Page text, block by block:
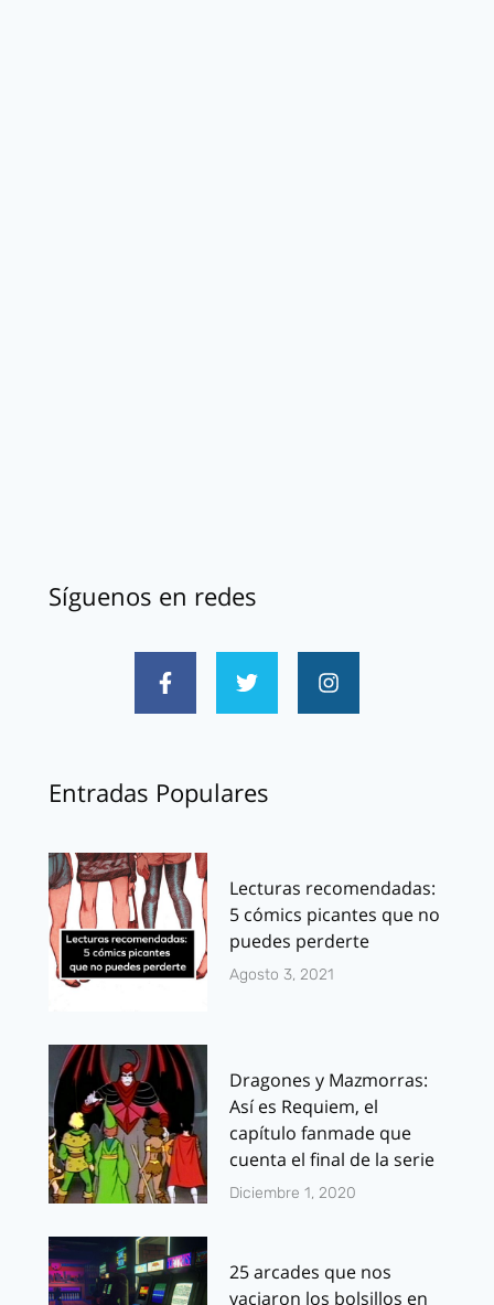
Síguenos en redes
Entradas Populares
Lecturas recomendadas:
5 cómics picantes que no
puedes perderte
Agosto 3, 2021
Dragones y Mazmorras:
Así es Requiem, el
capítulo fanmade que
cuenta el final de la serie
Diciembre 1, 2020
25 arcades que nos
vaciaron los bolsillos en